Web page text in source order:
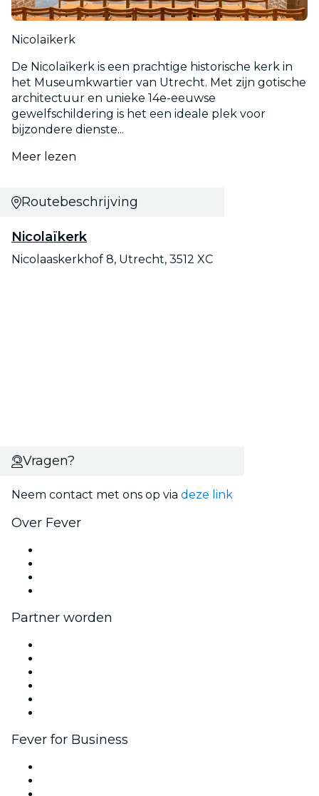
Nicolaïkerk
De Nicolaïkerk is een prachtige historische kerk in
het Museumkwartier van Utrecht. Met zijn gotische
architectuur en unieke 14e-eeuwse
gewelfschildering is het een ideale plek voor
bijzondere dienste...
Meer lezen
Routebeschrijving
Nicolaïkerk
Nicolaaskerkhof 8, Utrecht, 3512 XC
Vragen?
Neem contact met ons op via deze link
Over Fever
Partner worden
Fever for Business